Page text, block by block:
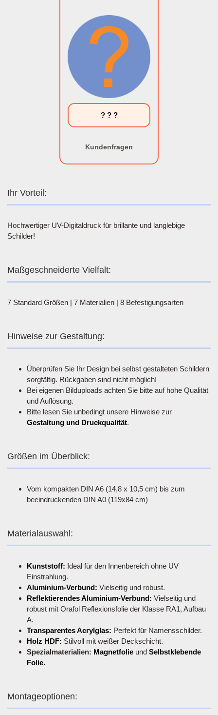
? ? ?
Kundenfragen
Ihr Vorteil:
Hochwertiger UV-Digitaldruck für brillante und langlebige
Schilder!
Maßgeschneiderte Vielfalt:
7 Standard Größen | 7 Materialien | 8 Befestigungsarten
Hinweise zur Gestaltung:
Überprüfen Sie Ihr Design bei selbst gestalteten Schildern
sorgfältig. Rückgaben sind nicht möglich!
Bei eigenen Bilduploads achten Sie bitte auf hohe Qualität
und Auflösung.
Bitte lesen Sie unbedingt unsere Hinweise zur
Gestaltung und Druckqualität.
Größen im Überblick:
Vom kompakten DIN A6 (14,8 x 10,5 cm) bis zum
beeindruckenden DIN A0 (119x84 cm)
Materialauswahl:
Kunststoff: Ideal für den Innenbereich ohne UV
Einstrahlung.
Aluminium-Verbund: Vielseitig und robust.
Reflektierendes Aluminium-Verbund: Vielseitig und
robust mit Orafol Reflexionsfolie der Klasse RA1, Aufbau
A.
Transparentes Acrylglas: Perfekt für Namensschilder.
Holz HDF: Stilvoll mit weißer Deckschicht.
Spezialmaterialien: Magnetfolie und Selbstklebende
Folie.
Montageoptionen: